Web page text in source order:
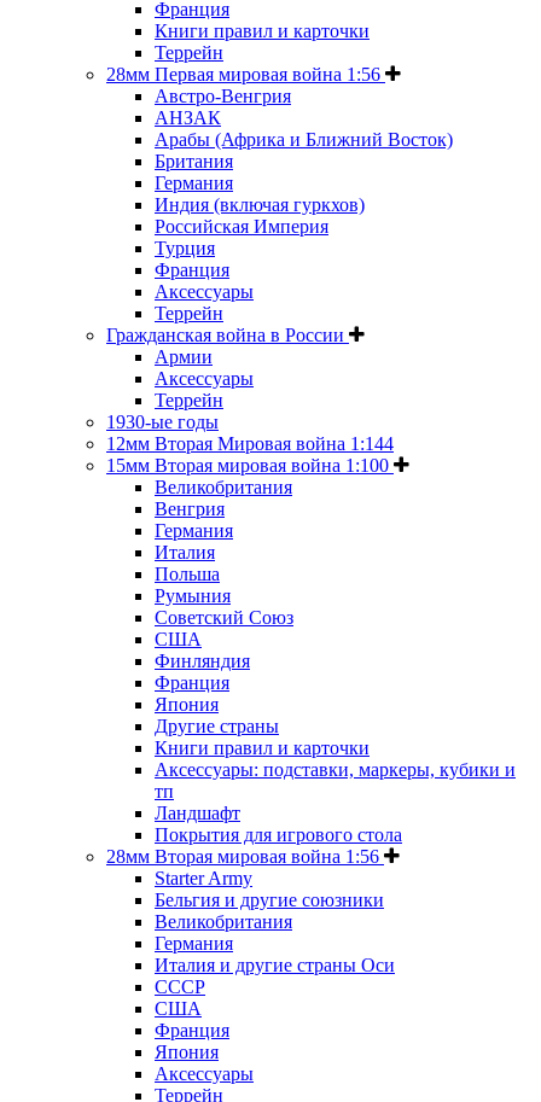
Франция
Книги правил и карточки
Террейн
28мм Первая мировая война 1:56
Австро-Венгрия
АНЗАК
Арабы (Африка и Ближний Восток)
Британия
Германия
Индия (включая гуркхов)
Российская Империя
Турция
Франция
Аксессуары
Террейн
Гражданская война в России
Армии
Аксессуары
Террейн
1930-ые годы
12мм Вторая Мировая война 1:144
15мм Вторая мировая война 1:100
Великобритания
Венгрия
Германия
Италия
Польша
Румыния
Советский Союз
США
Финляндия
Франция
Япония
Другие страны
Книги правил и карточки
Аксессуары: подставки, маркеры, кубики и
тп
Ландшафт
Покрытия для игрового стола
28мм Вторая мировая война 1:56
Starter Army
Бельгия и другие союзники
Великобритания
Германия
Италия и другие страны Оси
СССР
США
Франция
Япония
Аксессуары
Террейн